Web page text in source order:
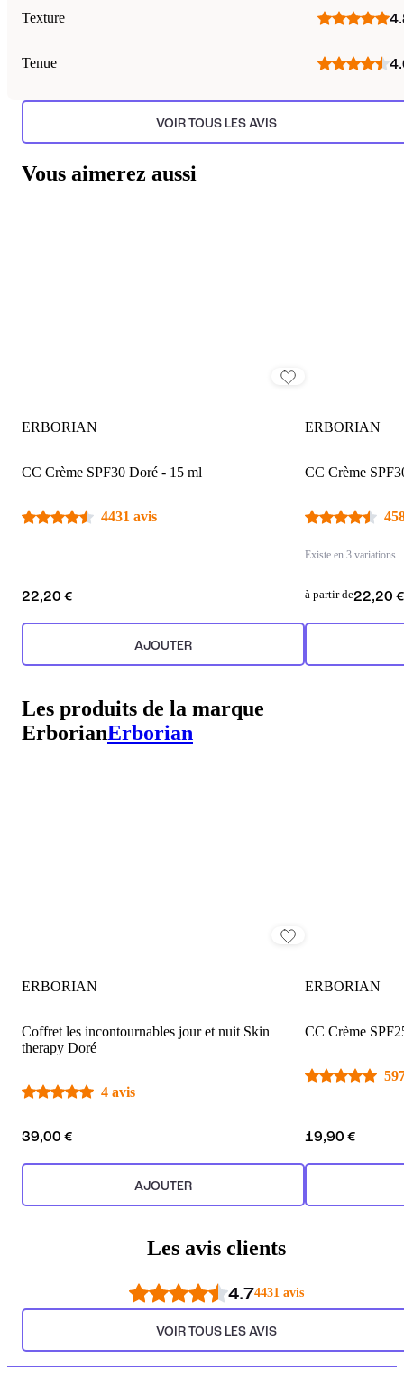
Texture
Tenue
VOIR TOUS LES AVIS
Vous aimerez aussi
ERBORIAN
CC Crème SPF30 Doré - 15 ml
4431 avis
22,20 €
AJOUTER
ERBORIAN
CC Crème
Existe en 3 variations
à partir de22,20 €
Les produits de la marque
ErborianErborian
ERBORIAN
Coffret les incontournables jour et nuit Skin
therapy Doré
4 avis
39,00 €
AJOUTER
ERBORIAN
CC Crème
19,90 €
Les avis clients
4.74431 avis
VOIR TOUS LES AVIS